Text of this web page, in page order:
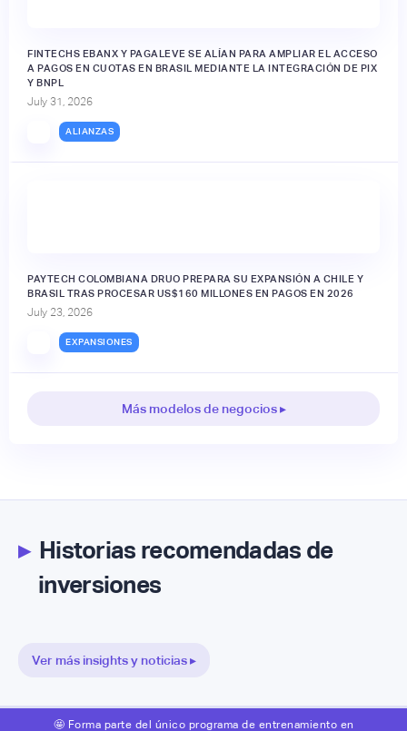
FINTECHS EBANX Y PAGALEVE SE ALÍAN PARA AMPLIAR EL ACCESO
A PAGOS EN CUOTAS EN BRASIL MEDIANTE LA INTEGRACIÓN DE PIX
Y BNPL
July 31, 2026
ALIANZAS
PAYTECH COLOMBIANA DRUO PREPARA SU EXPANSIÓN A CHILE Y
BRASIL TRAS PROCESAR US$160 MILLONES EN PAGOS EN 2026
July 23, 2026
EXPANSIONES
Más modelos de negocios ▸
▸Historias recomendadas de
inversiones
Ver más insights y noticias ▸
🤩 Forma parte del único programa de entrenamiento en